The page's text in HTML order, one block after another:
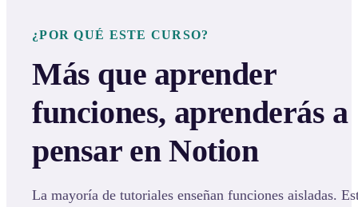
¿POR QUÉ ESTE CURSO?
Más que aprender
funciones, aprenderás a
pensar en Notion
La mayoría de tutoriales enseñan funciones aisladas.